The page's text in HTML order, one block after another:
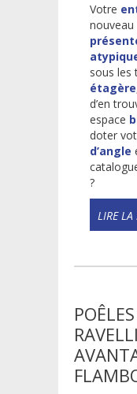
Votre
nouveau
sous les
étagère
d’en
espace
doter
d’angle
?
READ